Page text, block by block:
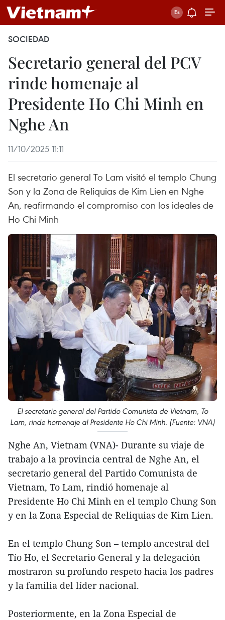
SOCIEDAD
Secretario general del PCV
rinde homenaje al
Presidente Ho Chi Minh en
Nghe An
11/10/2025 11:11
El secretario general To Lam visitó el templo Chung
Son y la Zona de Reliquias de Kim Lien en Nghe
An, reafirmando el compromiso con los ideales de
Ho Chi Minh
El secretario general del Partido Comunista de Vietnam, To
Lam, rinde homenaje al Presidente Ho Chi Minh. (Fuente: VNA)
Nghe An, Vietnam (VNA)- Durante su viaje de
trabajo a la provincia central de Nghe An, el
secretario general del Partido Comunista de
Vietnam, To Lam, rindió homenaje al
Presidente Ho Chi Minh en el templo Chung Son
y en la Zona Especial de Reliquias de Kim Lien.
En el templo Chung Son – templo ancestral del
Tío Ho, el Secretario General y la delegación
mostraron su profundo respeto hacia los padres
y la familia del líder nacional.
Posteriormente, en la Zona Especial de